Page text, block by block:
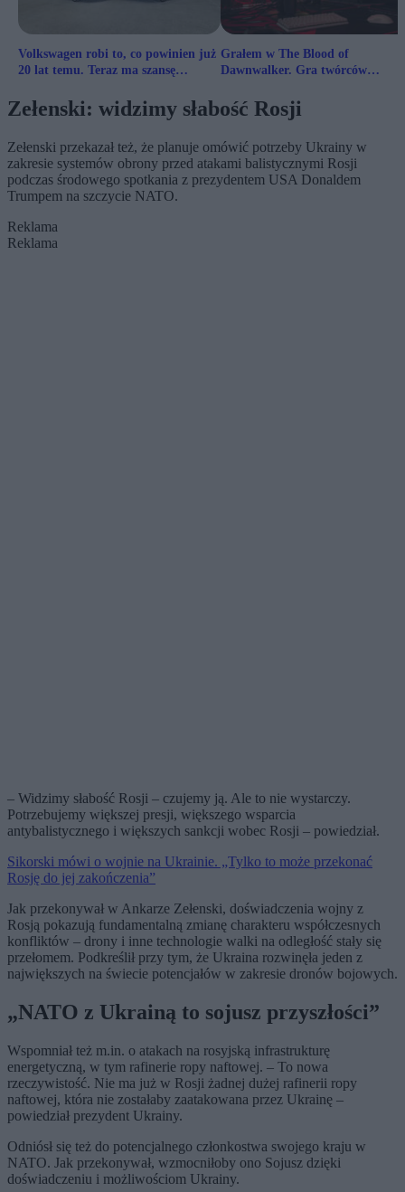
Volkswagen robi to, co powinien już
20 lat temu. Teraz ma szansę
Grałem w The Blood of
Dawnwalker. Gra twórców
obiecująco
Zełenski: widzimy słabość Rosji
Zełenski przekazał też, że planuje omówić potrzeby Ukrainy w
zakresie systemów obrony przed atakami balistycznymi Rosji
podczas środowego spotkania z prezydentem USA Donaldem
Trumpem na szczycie NATO.
Reklama
Reklama
– Widzimy słabość Rosji – czujemy ją. Ale to nie wystarczy.
Potrzebujemy większej presji, większego wsparcia
antybalistycznego i większych sankcji wobec Rosji – powiedział.
Sikorski mówi o wojnie na Ukrainie. „Tylko to może przekonać
Rosję do jej zakończenia”
Jak przekonywał w Ankarze Zełenski, doświadczenia wojny z
Rosją pokazują fundamentalną zmianę charakteru współczesnych
konfliktów – drony i inne technologie walki na odległość stały się
przełomem. Podkreślił przy tym, że Ukraina rozwinęła jeden z
największych na świecie potencjałów w zakresie dronów bojowych.
„NATO z Ukrainą to sojusz przyszłości”
Wspomniał też m.in. o atakach na rosyjską infrastrukturę
energetyczną, w tym rafinerie ropy naftowej. – To nowa
rzeczywistość. Nie ma już w Rosji żadnej dużej rafinerii ropy
naftowej, która nie zostałaby zaatakowana przez Ukrainę –
powiedział prezydent Ukrainy.
Odniósł się też do potencjalnego członkostwa swojego kraju w
NATO. Jak przekonywał, wzmocniłoby ono Sojusz dzięki
doświadczeniu i możliwościom Ukrainy.